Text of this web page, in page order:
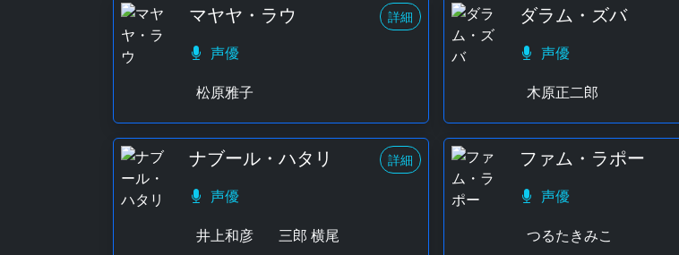
マヤヤ・ラウ 詳細
声優
松原雅子
ダラム・ズバ
声優
木原正二郎
ナブール・ハタリ 詳細
声優
井上和彦
三郎 横尾
ファム・ラポー
声優
つるたきみこ